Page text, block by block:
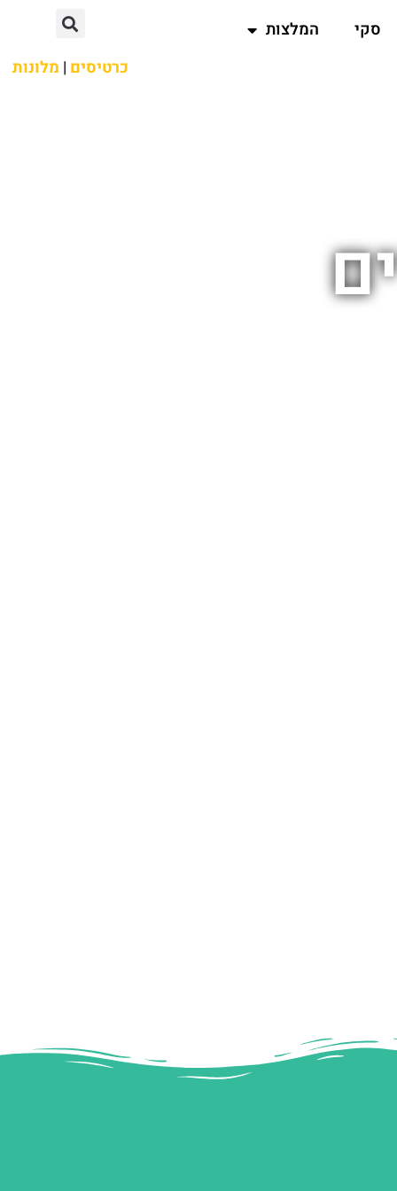
סקי
המלצות
כרטיסים | מלונות